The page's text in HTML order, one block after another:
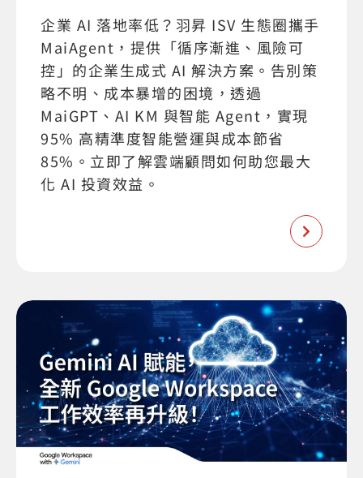
企業 AI 落地率低？羽昇 ISV 生態圈攜手
MaiAgent，提供「循序漸進、風險可
控」的企業生成式 AI 解決方案。告別策
略不明、成本暴增的困境，透過
MaiGPT、AI KM 與智能 Agent，實現
95% 高精準度智能營運與成本節省
85%。立即了解雲端顧問如何助您最大
化 AI 投資效益。